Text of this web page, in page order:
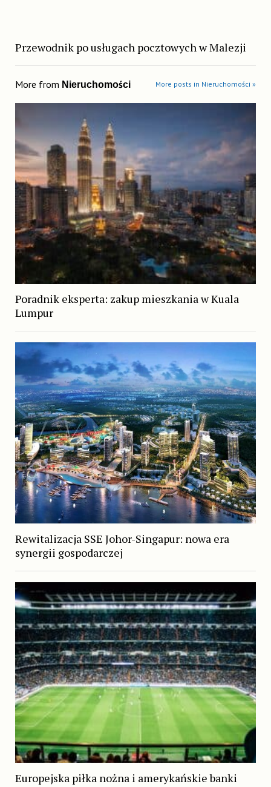
Przewodnik po usługach pocztowych w Malezji
More from Nieruchomości More posts in Nieruchomości »
Poradnik eksperta: zakup mieszkania w Kuala
Lumpur
Rewitalizacja SSE Johor-Singapur: nowa era
synergii gospodarczej
Europejska piłka nożna i amerykańskie banki